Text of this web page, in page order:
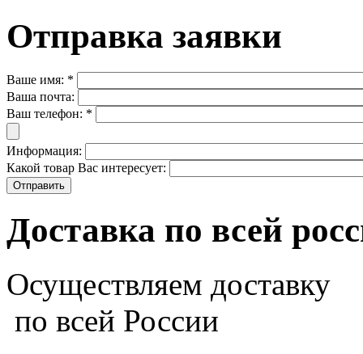
Отправка заявки
Ваше имя: *
Ваша почта:
Ваш телефон: *
Информация:
Какой товар Вас интересует:
Доставка по всей
Осуществляем доставку
по всей России